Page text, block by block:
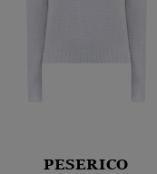
PESERICO